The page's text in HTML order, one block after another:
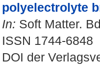
polyelectrolyte
In: Soft Matter.
ISSN 1744-6848
DOI der